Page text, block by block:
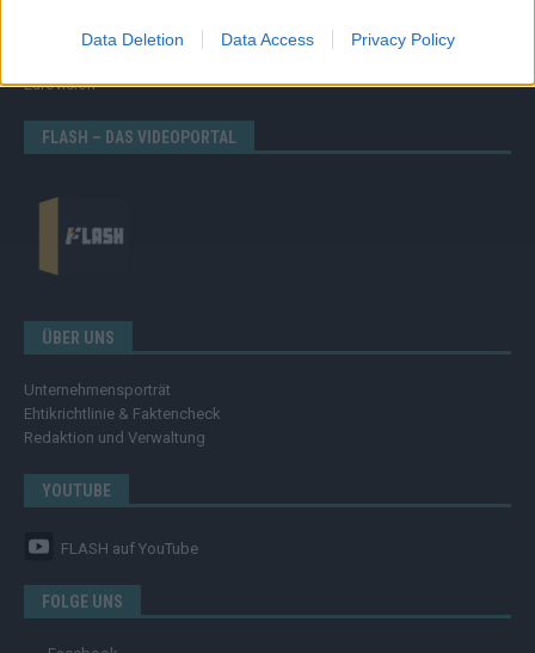
Data Deletion Data Access Privacy Policy
Kommentar
Eurovision
FLASH – DAS VIDEOPORTAL
ÜBER UNS
Unternehmensporträt
Ehtikrichtlinie & Faktencheck
Redaktion und Verwaltung
YOUTUBE
FLASH auf YouTube
FOLGE UNS